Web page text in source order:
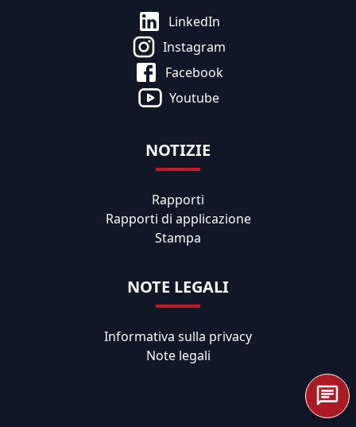
LinkedIn
Instagram
Facebook
Youtube
NOTIZIE
Rapporti
Rapporti di applicazione
Stampa
NOTE LEGALI
Informativa sulla privacy
Note legali